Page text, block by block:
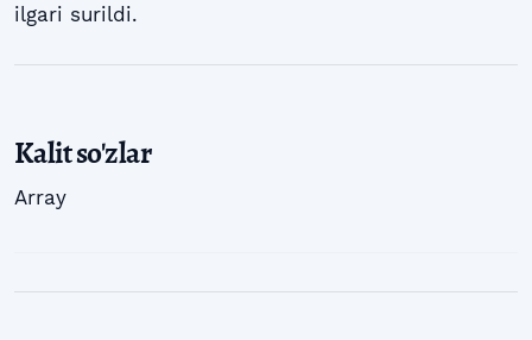
ilgari surildi.
Kalit so'zlar
Array